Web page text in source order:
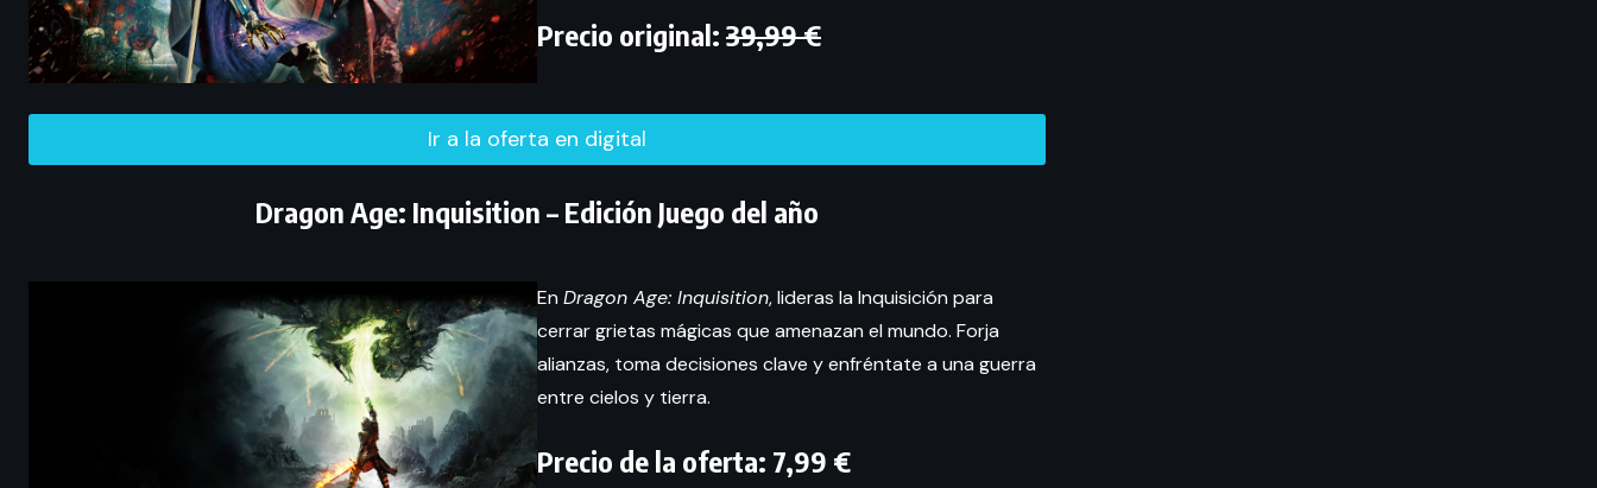
Precio original: 39,99 €
Ir a la oferta en digital
Dragon Age: Inquisition – Edición Juego del año
En Dragon Age: Inquisition, lideras la Inquisición para
cerrar grietas mágicas que amenazan el mundo. Forja
alianzas, toma decisiones clave y enfréntate a una guerra
entre cielos y tierra.
Precio de la oferta: 7,99 €